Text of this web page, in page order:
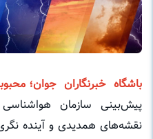
باشگاه خبرنگاران جوان؛
پیش‌بینی سازمان